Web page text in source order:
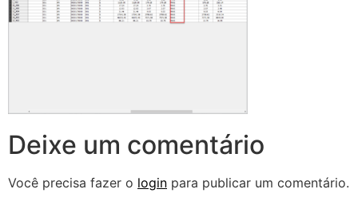
Deixe um comentário
Você precisa fazer o login para publicar um comentário.